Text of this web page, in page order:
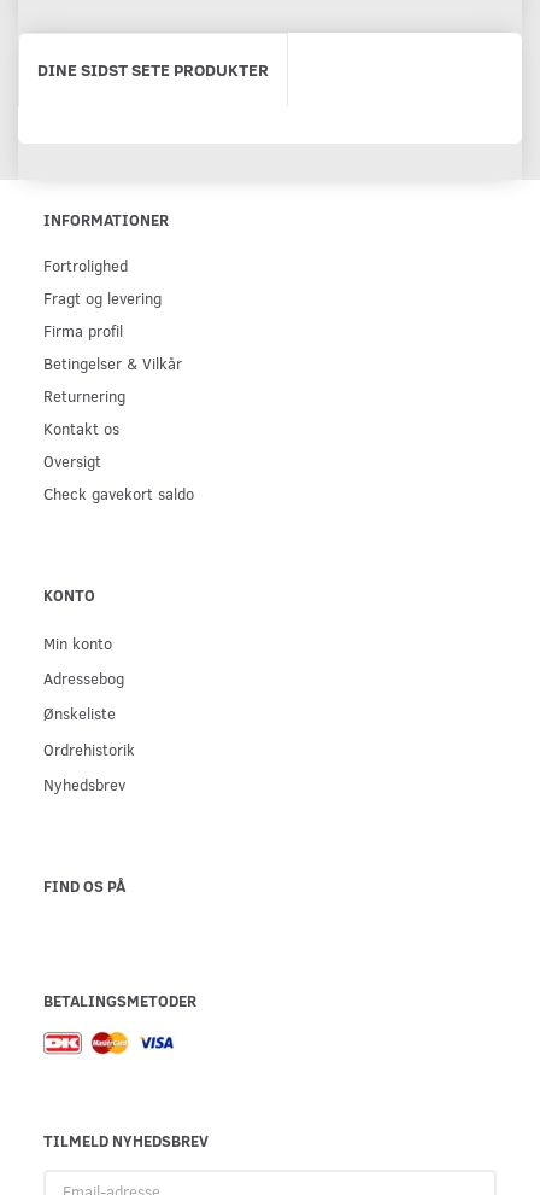
DINE SIDST SETE PRODUKTER
INFORMATIONER
Fortrolighed
Fragt og levering
Firma profil
Betingelser & Vilkår
Returnering
Kontakt os
Oversigt
Check gavekort saldo
KONTO
Min konto
Adressebog
Ønskeliste
Ordrehistorik
Nyhedsbrev
FIND OS PÅ
BETALINGSMETODER
TILMELD NYHEDSBREV